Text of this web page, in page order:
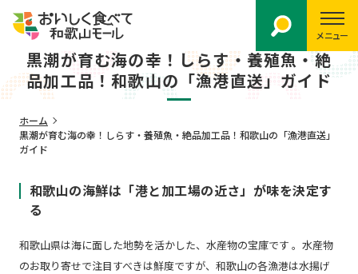
メニュー
黒潮が育む海の幸！しらす・養殖魚・絶
品加工品！和歌山の「漁港直送」ガイド
ホーム
黒潮が育む海の幸！しらす・養殖魚・絶品加工品！和歌山の「漁港直送」
ガイド
和歌山の海鮮は「港と加工場の近さ」が味を決定す
る
和歌山県は海に面した地勢を活かした、水産物の宝庫です 。水産物
のお取り寄せで注目すべきは鮮度ですが、和歌山の各漁港は水揚げ